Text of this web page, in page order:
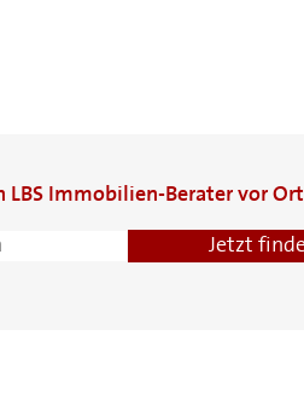
LBS Immobilien-Berater vor Ort